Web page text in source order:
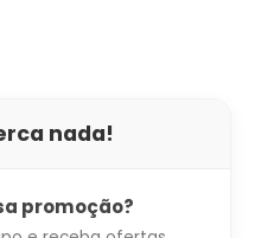
nada!
promoção?